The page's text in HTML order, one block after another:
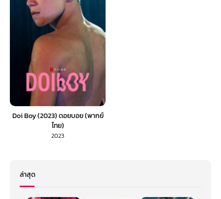
Doi Boy (2023) ดอยบอย (พากย์
ไทย)
2023
ล่าสุด